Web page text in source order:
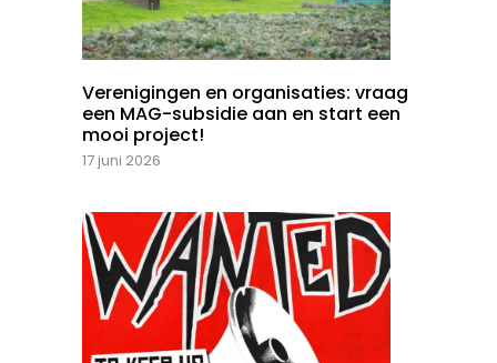
Verenigingen en organisaties: vraag
een MAG-subsidie aan en start een
mooi project!
17 juni 2026